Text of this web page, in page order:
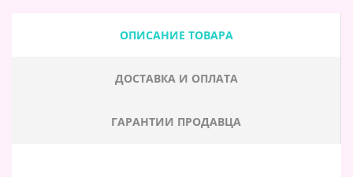
ОПИСАНИЕ ТОВАРА
ДОСТАВКА И ОПЛАТА
ГАРАНТИИ ПРОДАВЦА